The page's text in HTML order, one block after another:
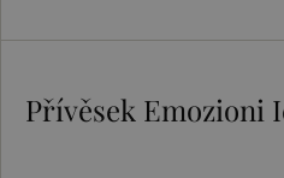
Přívěsek Emozioni